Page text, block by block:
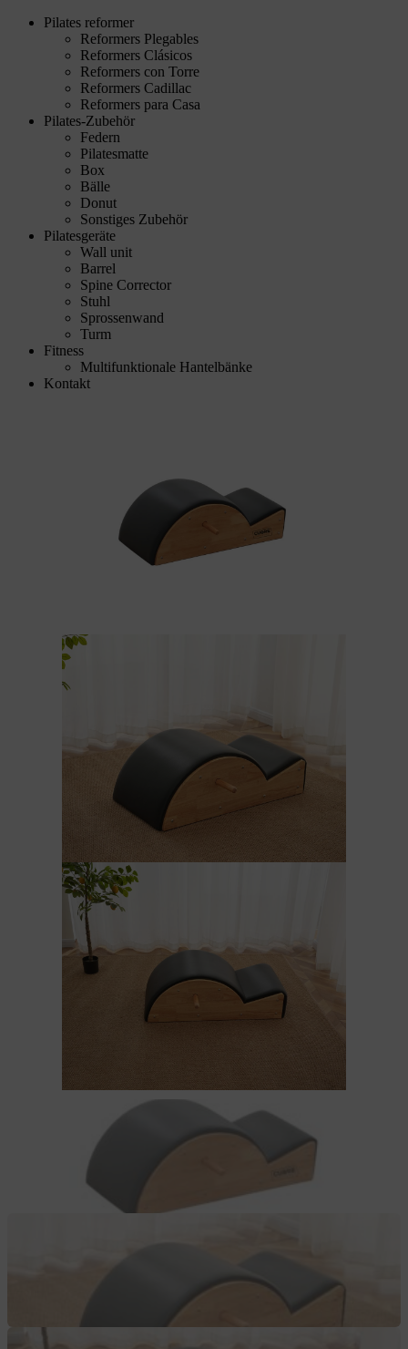
Pilates reformer
Reformers Plegables
Reformers Clásicos
Reformers con Torre
Reformers Cadillac
Reformers para Casa
Pilates-Zubehör
Federn
Pilatesmatte
Box
Bälle
Donut
Sonstiges Zubehör
Pilatesgeräte
Wall unit
Barrel
Spine Corrector
Stuhl
Sprossenwand
Turm
Fitness
Multifunktionale Hantelbänke
Kontakt